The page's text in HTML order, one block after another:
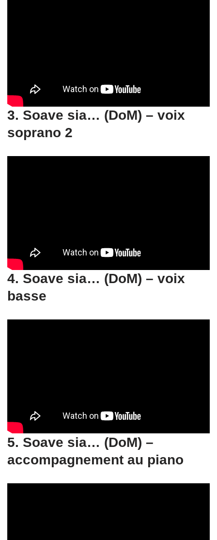
3. Soave sia… (DoM) – voix
soprano 2
4. Soave sia… (DoM) – voix
basse
5. Soave sia… (DoM) –
accompagnement au piano